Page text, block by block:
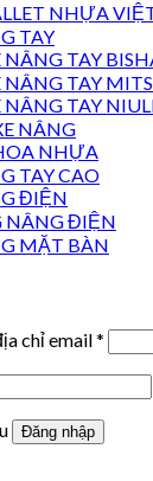
NHỰA
TAY
NÂNG TAY
NÂNG TAY
NÂNG TAY
NÂNG
NHỰA
TAY CAO
ĐIỆN
NÂNG ĐIỆN
MẶT BÀN
chỉ email*
Đăng nhập